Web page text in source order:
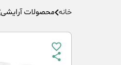
خانه محصولات آرایشی